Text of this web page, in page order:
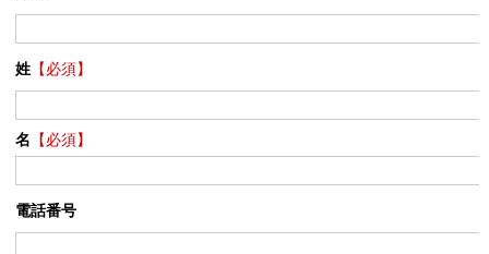
姓【必須】
名 【必須】
電話番号